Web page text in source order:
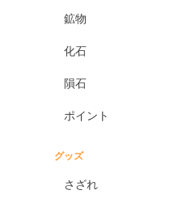
ブラックマトリックス
ドラゴンアイ
鉱物
化石
隕石
ポイント
グッズ
さざれ